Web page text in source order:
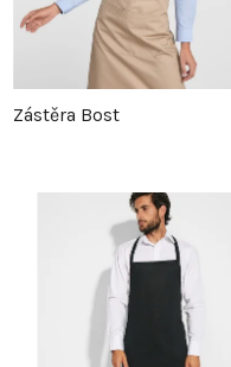
Zástěra Bost